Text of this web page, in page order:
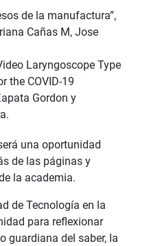
de la manufactura”,
Cañas M, Jose
Laryngoscope Type
the COVID-19
Gordon y
una oportunidad
de las páginas y
la academia.
de Tecnología en la
para reflexionar
guardiana del saber, la